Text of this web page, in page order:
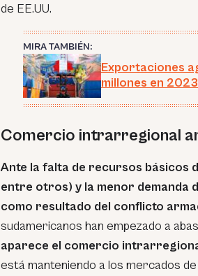
de EE.UU.
MIRA TAMBIÉN:
Exportaciones
millones en 2023
Comercio intrarregional
Ante la falta de recursos básicos
entre otros) y la menor demanda
como resultado del conflicto
sudamericanos han empezado a
aparece el comercio
está manteniendo a los mercados